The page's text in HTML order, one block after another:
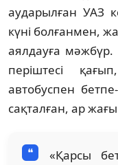
аударылған УАЗ
күні болғанмен,
аялдауға
періштесі
автобуспен
сақталған, ар
«Қарсы